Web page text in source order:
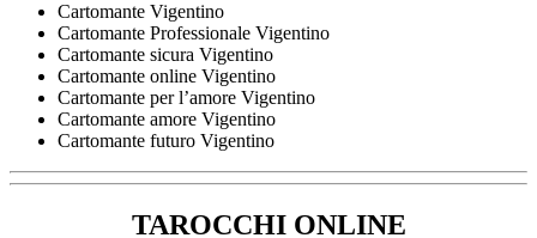
Cartomante Vigentino
Cartomante Professionale Vigentino
Cartomante sicura Vigentino
Cartomante online Vigentino
Cartomante per l’amore Vigentino
Cartomante amore Vigentino
Cartomante futuro Vigentino
TAROCCHI ONLINE